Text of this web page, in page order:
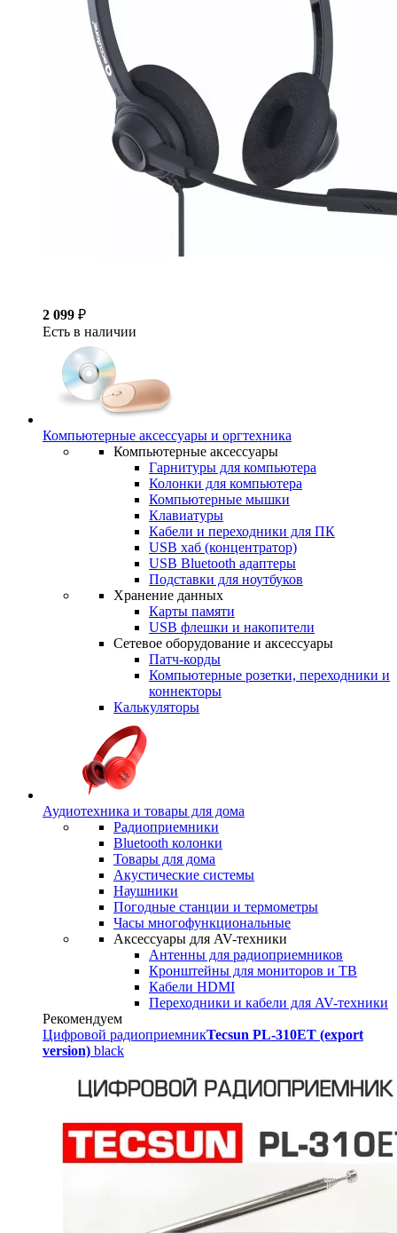
2 099 ₽
Есть в наличии
Компьютерные аксессуары и оргтехника
Компьютерные аксессуары
Гарнитуры для компьютера
Колонки для компьютера
Компьютерные мышки
Клавиатуры
Кабели и переходники для ПК
USB хаб (концентратор)
USB Bluetooth адаптеры
Подставки для ноутбуков
Хранение данных
Карты памяти
USB флешки и накопители
Сетевое оборудование и аксессуары
Патч-корды
Компьютерные розетки, переходники и
коннекторы
Калькуляторы
Аудиотехника и товары для дома
Радиоприемники
Bluetooth колонки
Товары для дома
Акустические системы
Наушники
Погодные станции и термометры
Часы многофункциональные
Аксессуары для AV-техники
Антенны для радиоприемников
Кронштейны для мониторов и ТВ
Кабели HDMI
Переходники и кабели для AV-техники
Рекомендуем
Цифровой радиоприемникTecsun PL-310ET (export
version) black